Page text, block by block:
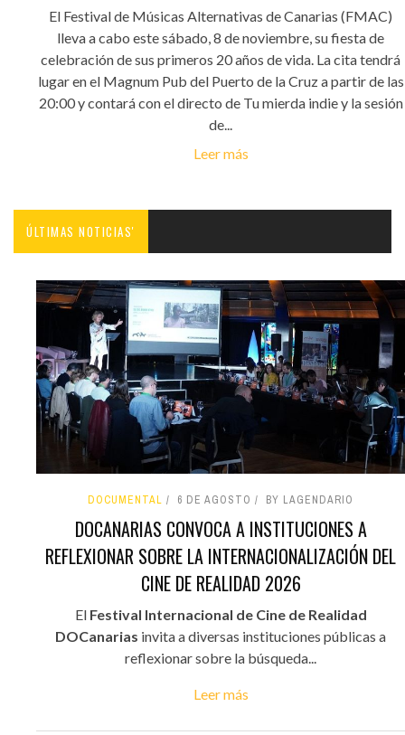
El Festival de Músicas Alternativas de Canarias (FMAC)
lleva a cabo este sábado, 8 de noviembre, su fiesta de
celebración de sus primeros 20 años de vida. La cita tendrá
lugar en el Magnum Pub del Puerto de la Cruz a partir de las
20:00 y contará con el directo de Tu mierda indie y la sesión
de...
Leer más
ÚLTIMAS NOTICIAS'
DOCUMENTAL 6 DE AGOSTO BY LAGENDARIO
DOCANARIAS CONVOCA A INSTITUCIONES A
REFLEXIONAR SOBRE LA INTERNACIONALIZACIÓN DEL
CINE DE REALIDAD 2026
El Festival Internacional de Cine de Realidad
DOCanarias invita a diversas instituciones públicas a
reflexionar sobre la búsqueda...
Leer más